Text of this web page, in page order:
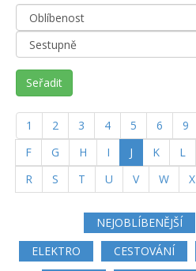
Seřadit
1 2 3 4 5 6 9
F
G H I J (current)
K L
R
S T U V W X
NEJOBLÍBENĚJŠÍ
ELEKTRO
CESTOVÁNÍ